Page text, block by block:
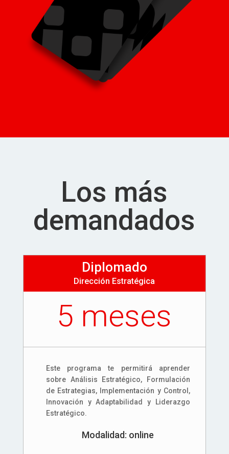
Los más
demandados
Diplomado
Dirección Estratégica
5 meses
Este programa te permitirá aprender
sobre Análisis Estratégico, Formulación
de Estrategias, Implementación y Control,
Innovación y Adaptabilidad y Liderazgo
Estratégico.
Modalidad: online